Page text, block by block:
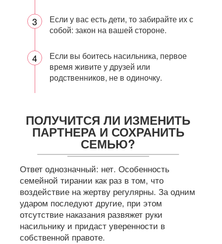
Если у вас есть дети, то забирайте их с
собой: закон на вашей стороне.
Если вы боитесь насильника, первое
время живите у друзей или
родственников, не в одиночку.
ПОЛУЧИТСЯ ЛИ ИЗМЕНИТЬ
ПАРТНЕРА И СОХРАНИТЬ
СЕМЬЮ?
Ответ однозначный: нет. Особенность
семейной тирании как раз в том, что
воздействие на жертву регулярны. За одним
ударом последуют другие, при этом
отсутствие наказания развяжет руки
насильнику и придаст уверенности в
собственной правоте.